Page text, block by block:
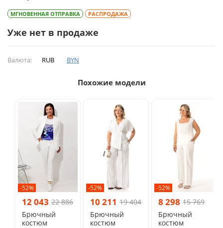
МГНОВЕННАЯ ОТПРАВКА РАСПРОДАЖА
Уже нет в продаже
Валюта: RUB BYN
Похожие модели
-52%
12 043 22 886
Брючный
костюм
-52%
10 211 19 404
Брючный
костюм
-52%
8 298 15 769
Брючный
костюм